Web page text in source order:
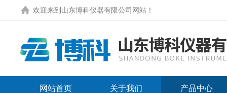
欢迎来到 山东博科仪器有限公司网站 ！
网站首页 关于我们 产品中心